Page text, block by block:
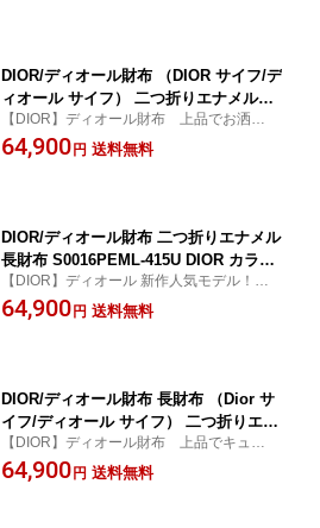
DIOR/ディオール財布 （DIOR サイフ/デ
ィオール サイフ） 二つ折りエナメル長
財布 S0016PEML 333U DIOR カラー／
ワイン
【DIOR】ディオール財布 上品でお洒落な
ワインカラーの長財布。★新作★ 【DIOR
サイフ/ディオール サイフ】
64,900 円 送料無料
DIOR/ディオール財布 二つ折りエナメル
長財布 S0016PEML-415U DIOR カラー
／ピンク DIOR
【DIOR】ディオール 新作人気モデル！上
品でキュートなピンクカラー
64,900 円 送料無料
DIOR/ディオール財布 長財布 （Dior サ
イフ/ディオール サイフ） 二つ折りエナ
メル長財布 S0016PEML446U カラー／
ピンク DIOR財布 【Christioan Dior/ク
【DIOR】ディオール財布 上品でキュート
なピンクカラー長財布♪★新作人気モデル★
【Dior サイフ/ディオール サイフ】
64,900 円 送料無料